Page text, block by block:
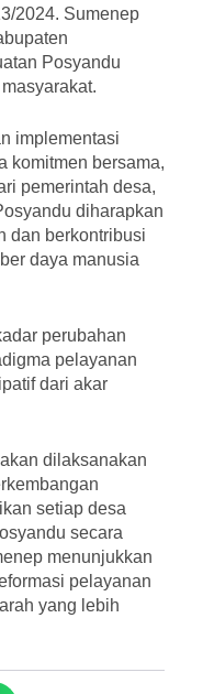
2024. Sumenep
Posyandu
implementasi
komitmen bersama,
pemerintah desa,
diharapkan
dan berkontribusi
daya manusia
perubahan
pelayanan
dari akar
dilaksanakan
setiap desa
secara
menunjukkan
pelayanan
yang lebih